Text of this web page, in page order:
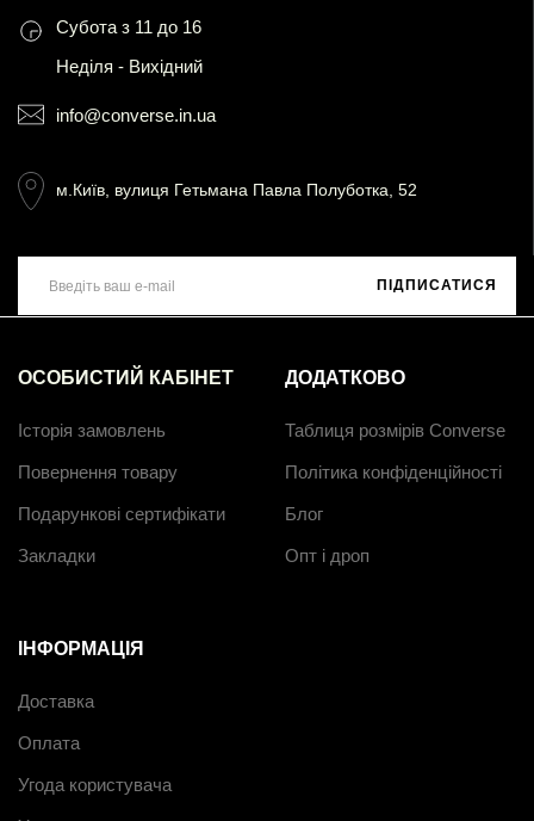
Субота з 11 до 16
Неділя - Вихідний
info@converse.in.ua
м.Київ, вулиця Гетьмана Павла Полуботка, 52
ПІДПИСАТИСЯ
ОСОБИСТИЙ КАБІНЕТ
Історія замовлень
Повернення товару
Подарункові сертифікати
Закладки
ДОДАТКОВО
Таблиця розмірів Converse
Політика конфіденційності
Блог
Опт і дроп
ІНФОРМАЦІЯ
Доставка
Оплата
Угода користувача